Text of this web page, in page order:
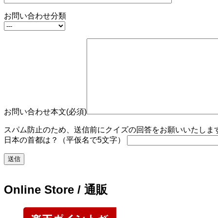
お問い合わせ分類
お問い合わせ本文(必須)
スパム防止のため、送信前にクイズの回答をお願いいたしま
日本の首都は？（平仮名で5文字）
Online Store / 通販